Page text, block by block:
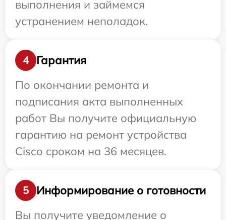
выполнения и займемся
устранением неполадок.
4
Гарантия
По окончании ремонта и
подписания акта выполненных
работ Вы получите официальную
гарантию на ремонт устройства
Cisco сроком на 36 месяцев.
5
Информирование о готовности
Вы получите уведомление о